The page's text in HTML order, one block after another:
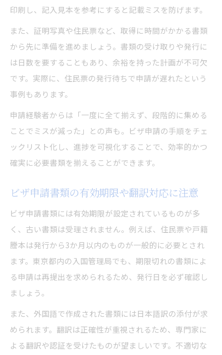
印刷し、記入見本を参考にすると記載ミスを防げます。
また、証明写真や住民票など、取得に時間がかかる書類
から先に準備を進めましょう。書類の受け取りや発行に
は日数を要することもあり、余裕を持った計画が不可欠
です。実際に、住民票の発行待ちで申請が遅れたという
事例もあります。
申請経験者からは「一度に全て揃えず、段階的に集める
ことでミスが減った」との声も。ビザ申請の手順をチェ
ックリスト化し、進捗を可視化することで、効率的かつ
確実に必要書類を揃えることができます。
ビザ申請書類の有効期限や翻訳対応に注意
ビザ申請書類には有効期限が設定されているものが多
く、古い書類は受理されません。例えば、住民票や戸籍
謄本は発行から3か月以内のものが一般的に必要とされ
ます。東京都内の入国管理局でも、期限切れの書類によ
る申請は再提出を求められるため、発行日を必ず確認し
ましょう。
また、外国語で作成された書類には日本語訳の添付が求
められます。翻訳は正確性が重視されるため、専門家に
よる翻訳や認証を受けたものが望ましいです。不適切な